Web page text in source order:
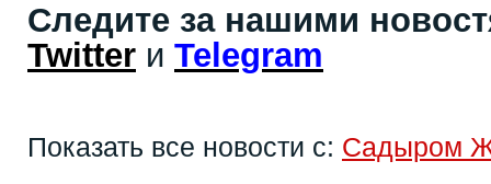
Следите за нашими
Twitter и Telegram
Показать все новости с: Садыром